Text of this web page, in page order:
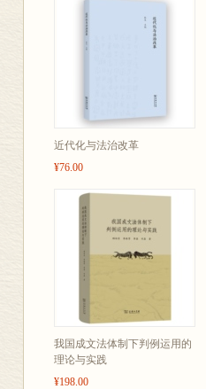
近代化与法治改革
¥76.00
我国成文法体制下判例运用的
理论与实践
¥198.00